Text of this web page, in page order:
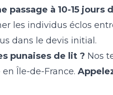
passage à 10-15 jours
les individus éclos
dans le devis initial.
punaises de lit ? Nos
en Île-de-France.